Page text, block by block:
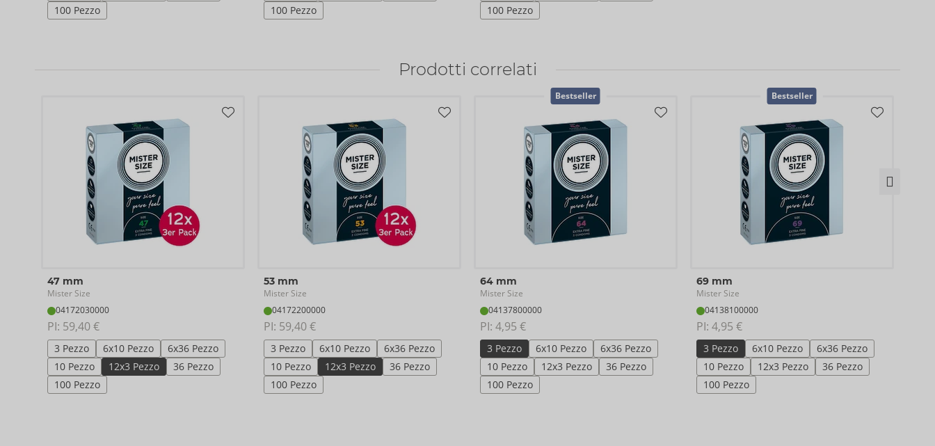
100 Pezzo
100 Pezzo
100 Pezzo
Prodotti correlati
47 mm
Mister Size
04172030000
PI: 59,40 €
3 Pezzo 6x10 Pezzo
6x36 Pezzo
10 Pezzo
12x3 Pezzo
36 Pezzo
100 Pezzo
53 mm
Mister Size
04172200000
PI: 59,40 €
3 Pezzo 6x10 Pezzo
6x36 Pezzo
10 Pezzo
12x3 Pezzo
36 Pezzo
100 Pezzo
Bestseller
64 mm
Mister Size
04137800000
PI: 4,95 €
3 Pezzo 6x10 Pezzo
6x36 Pezzo
10 Pezzo
12x3 Pezzo
36 Pezzo
100 Pezzo
Bestseller
69 mm
Mister Size
04138100000
PI: 4,95 €
3 Pezzo 6x10 Pezzo
6x36 Pezzo
10 Pezzo
12x3 Pezzo
36 Pezzo
100 Pezzo